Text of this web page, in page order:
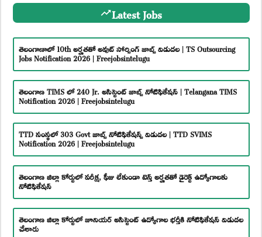
Latest Jobs
తెలంగాణాలో 10th అర్హతతో అవుట్ సోర్సింగ్ జాబ్స్ విడుదల | TS Outsourcing
Jobs Notification 2026 | Freejobsintelugu
తెలంగాణ TIMS లో 240 Jr. అసిస్టెంట్ జాబ్స్ నోటిఫికేషన్ | Telangana TIMS
Notification 2026 | Freejobsintelugu
TTD సంస్థలో 303 Govt జాబ్స్ నోటిఫికేషన్స్ విడుదల | TTD SVIMS
Notification 2026 | Freejobsintelugu
తెలంగాణ జిల్లా కోర్టులో పరీక్ష, ఫీజు లేకుండా టెన్త్ అర్హతతో డైరెక్ట్ ఉద్యోగాలకు
నోటిఫికేషన్
తెలంగాణ జిల్లా కోర్టులో జూనియర్ అసిస్టెంట్ ఉద్యోగాల భర్తీకి నోటిఫికేషన్ విడుదల
చేశారు